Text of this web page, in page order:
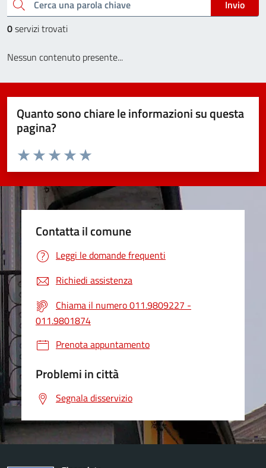
Cerca una parola chiave
Invio
0servizi trovati
Nessun contenuto presente...
Quanto sono chiare le informazioni su questa
pagina?
Valuta da 1 a 5 stelle la pagina
Valuta 5 stelle su 5
Valuta 4 stelle su 5
Valuta 3 stelle su 5
Valuta 2 stelle su 5
Valuta 1 stelle su 5
Contatta il comune
Leggi le domande frequenti
Richiedi assistenza
Chiama il numero 011.9809227 -
011.9801874
Prenota appuntamento
Problemi in città
Segnala disservizio